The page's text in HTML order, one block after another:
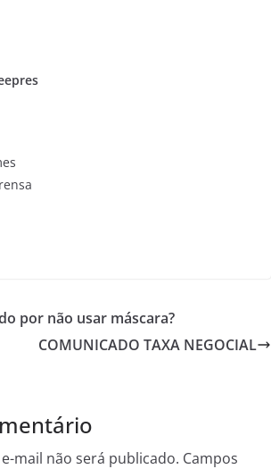
por não usar máscara?
COMUNICADO TAXA NEGOCIAL
mail não será publicado. Campos